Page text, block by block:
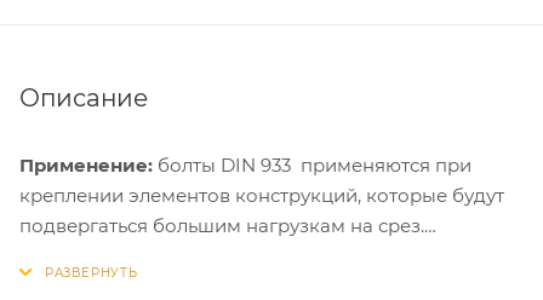
Описание
Применение: болты DIN 933 применяются при
креплении элементов конструкций, которые будут
подвергаться большим нагрузкам на срез.